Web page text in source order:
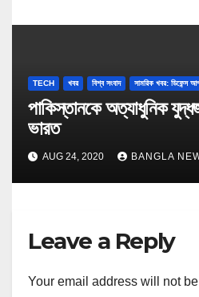
TECH খবর বিশ্ব সংবাদ সামরিক খবর: ডিফেন্স
পাকিস্তানকে অত্যাধুনিক
ভারত
AUG 24, 2020 BANGLA
Leave a Reply
Your email address will not